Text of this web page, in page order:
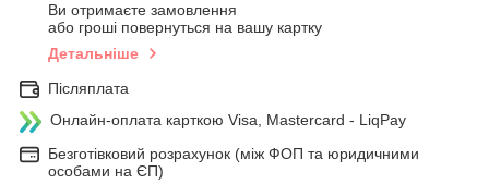
Ви отримаєте замовлення
або гроші повернуться на вашу картку
Детальніше
Післяплата
Онлайн-оплата карткою Visa, Mastercard - LiqPay
Безготівковий розрахунок (між ФОП та юридичними
особами на ЄП)